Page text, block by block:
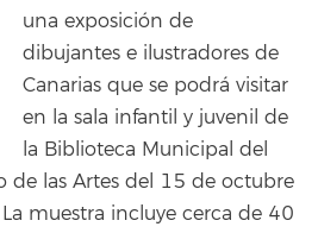
una exposición de
dibujantes e ilustradores de
Canarias que se podrá visitar
en la sala infantil y juvenil de
la Biblioteca Municipal del
de las Artes del 15 de octubre
muestra incluye cerca de 40